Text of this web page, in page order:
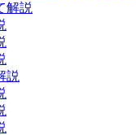
解説
説